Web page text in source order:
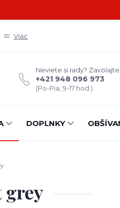
Viac
Neviete si rady? Zavolajte.
+421 948 096 973
(Po-Pia, 9-17 hod.)
DOPLNKY
grey